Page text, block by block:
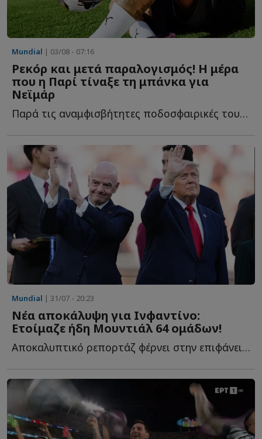
Mundial | 03/08 - 07:16
Ρεκόρ και μετά παραλογισμός! Η μέρα
που η Παρί τίναξε τη μπάνκα για
Νεϊμάρ
Παρά τις αναμφισβήτητες ποδοσφαιρικές του ικανότητες, η...
Mundial | 31/07 - 20:23
Νέα αποκάλυψη για Ινφαντίνο:
Ετοίμαζε ήδη Μουντιάλ 64 ομάδων!
Αποκαλυπτικό ρεπορτάζ φέρνει στην επιφάνεια την δράση τ...